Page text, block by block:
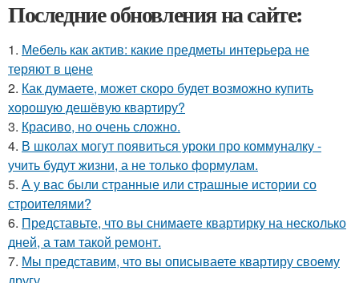
Последние обновления на сайте:
1. Мебель как актив: какие предметы интерьера не
теряют в цене
2. Как думаете, может скоро будет возможно купить
хорошую дешёвую квартиру?
3. Красиво, но очень сложно.
4. В школах могут появиться уроки про коммуналку -
учить будут жизни, а не только формулам.
5. А у вас были странные или страшные истории со
строителями?
6. Представьте, что вы снимаете квартирку на несколько
дней, а там такой ремонт.
7. Мы представим, что вы описываете квартиру своему